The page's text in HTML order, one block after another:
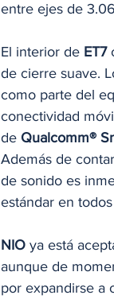
entre ejes de
El interior de ET7
de cierre suave.
como parte del
conectividad
de Qualcomm®
Además de
de sonido es
estándar en
NIO ya está
aunque de
por expandirse a